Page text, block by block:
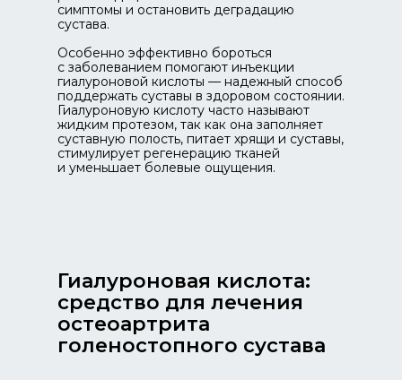
симптомы и остановить деградацию
сустава.
Особенно эффективно бороться
с заболеванием помогают инъекции
гиалуроновой кислоты — надежный способ
поддержать суставы в здоровом состоянии.
Гиалуроновую кислоту часто называют
жидким протезом, так как она заполняет
суставную полость, питает хрящи и суставы,
стимулирует регенерацию тканей
и уменьшает болевые ощущения.
Гиалуроновая кислота:
средство для лечения
остеоартрита
голеностопного сустава